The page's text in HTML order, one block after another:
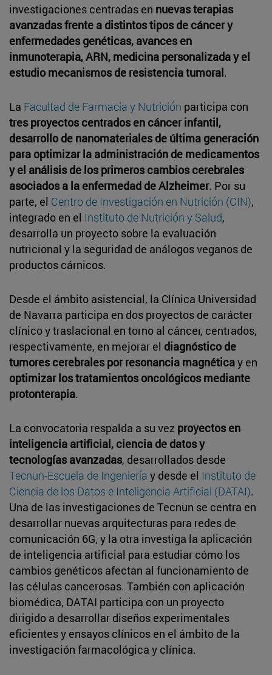
investigaciones centradas en nuevas terapias
avanzadas frente a distintos tipos de cáncer y
enfermedades genéticas, avances en
inmunoterapia, ARN, medicina personalizada y el
estudio mecanismos de resistencia tumoral.
La Facultad de Farmacia y Nutrición participa con
tres proyectos centrados en cáncer infantil,
desarrollo de nanomateriales de última generación
para optimizar la administración de medicamentos
y el análisis de los primeros cambios cerebrales
asociados a la enfermedad de Alzheimer. Por su
parte, el Centro de Investigación en Nutrición (CIN),
integrado en el Instituto de Nutrición y Salud,
desarrolla un proyecto sobre la evaluación
nutricional y la seguridad de análogos veganos de
productos cárnicos.
Desde el ámbito asistencial, la Clínica Universidad
de Navarra participa en dos proyectos de carácter
clínico y traslacional en torno al cáncer, centrados,
respectivamente, en mejorar el diagnóstico de
tumores cerebrales por resonancia magnéticay en
optimizar los tratamientos oncológicos mediante
protonterapia.
La convocatoria respalda a su vez proyectos en
inteligencia artificial, ciencia de datos y
tecnologías avanzadas, desarrollados desde
Tecnun-Escuela de Ingeniería y desde el Instituto de
Ciencia de los Datos e Inteligencia Artificial (DATAI).
Una de las investigaciones de Tecnun se centra en
desarrollar nuevas arquitecturas para redes de
comunicación 6G, y la otra investiga la aplicación
de inteligencia artificial para estudiar cómo los
cambios genéticos afectan al funcionamiento de
las células cancerosas. También con aplicación
biomédica, DATAI participa con un proyecto
dirigido a desarrollar diseños experimentales
eficientes y ensayos clínicos en el ámbito de la
investigación farmacológica y clínica.